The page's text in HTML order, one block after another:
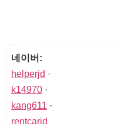
네이버:
helperjd ·
k14970 ·
kang611 ·
rentcarjd